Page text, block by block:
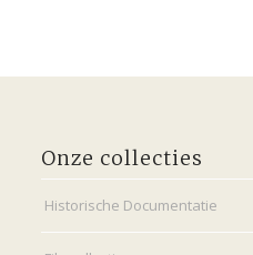
Onze collecties
Historische Documentatie